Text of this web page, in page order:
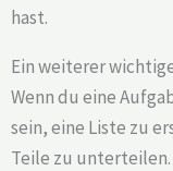
hast.
Ein weiterer
Wenn du eine
sein, eine Liste zu
Teile zu